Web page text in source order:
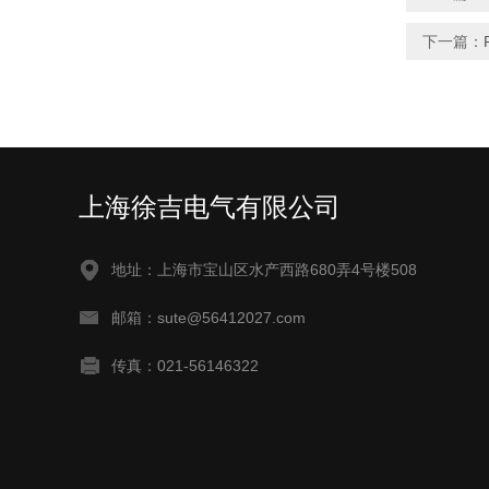
下一篇：
上海徐吉电气有限公司
地址：上海市宝山区水产西路680弄4号楼508
邮箱：sute@56412027.com
传真：021-56146322